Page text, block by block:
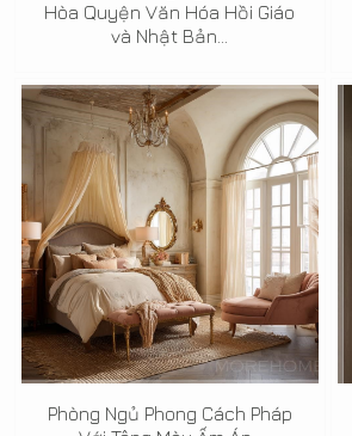
Hòa Quyện Văn Hóa Hồi Giáo
và Nhật Bản...
Phòng Ngủ Phong Cách Pháp